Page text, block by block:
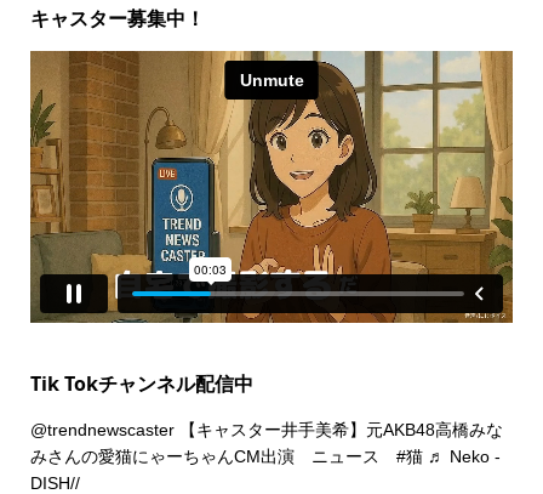
キャスター募集中！
Tik Tokチャンネル配信中
@trendnewscaster【キャスター井手美希】元AKB48高橋みな
みさんの愛猫にゃーちゃんCM出演 ニュース #猫 ♬ Neko -
DISH//